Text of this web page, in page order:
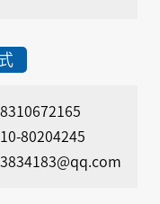
80204245